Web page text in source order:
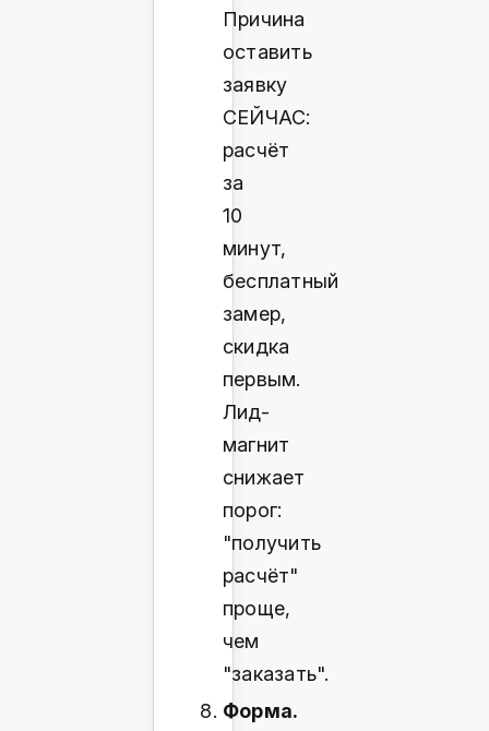
Причина
оставить
заявку
СЕЙЧАС:
расчёт
за
10
минут,
бесплатный
замер,
скидка
первым.
Лид-
магнит
снижает
порог:
"получить
расчёт"
проще,
чем
"заказать".
Форма.